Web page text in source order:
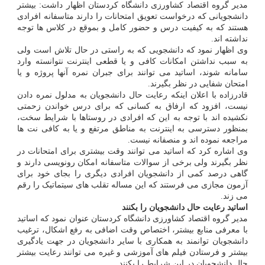
مدیر گروه اقتصاد کشاورزی دانشگاه کردستان اظهار داشت: بیشتر
دانشجویانی که درخواست تعویق امتحانات را دارند متاسفانه افرادی
هستند که به کیفیت درس و حضور کامل و بموقع در کلاس ها توجه
نداشته اند.
وی اظهار نمود که دانشجویی که به راستی در حال تلاش است ولی
به سبب نداشتن امکانات کافی و یا قطعی اینترنت نتوانسته وارد
سامانه شوند، اساتید می توانند برای جبران نمره آنها پروژه و یا
امتحان شفایی در نظر بگیرند.
قادرزاده با اعلان اینکه رعایت حال دانشجویان به مدلول نمره دادن
نیست، افزود که ارفاق به کسانی که برای درس خواندن زحمتی
نکشیده اند با توجه به این که افرادی در روستاها با شرایط سخت،
بمنظور دسترسی به اینترنت به مناطق مرتفع و یا به کافی نت ها
مراجعه نموده اند و منصفانه نیست.
وی اشاره کرد که اساتید می توانند وقت بیشتری برای امتحانات در
نظر بگیرند ولی برخی از سوالات متاسفانه امکان رونویسی دارند و
گاهی درصد کمی از دانشجویان افرادی دیگری را بجای خود برای
آزمون مجازی می فرستند که این مساله تقلب های سیتماتیک را رقم
می زند.
اساتید رعایت حال دانشجویان را بکنند
مدیر گروه اقتصاد کشاورزی دانشگاه کردستان عنوان نمود که اساتید
با معرفی منابع بیشتر، اختصاص وقت اضافی به رفع اشکال، ترغیب
دانشجویان توانمند به همکاری با سایر دانشجویان در جهت یادگیری
بیشتر و فرستادن فیلم های آموزشی و غیره می توانند رعایت بیشتر